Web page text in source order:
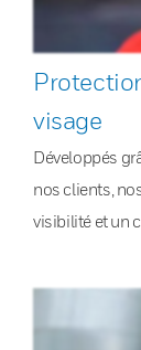
visage
Développés
nos clients,
visibilité et un